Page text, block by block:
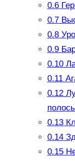
0.6
0.7
0.8
0.9
0.10
0.11
0.12
0.13
0.14
0.15